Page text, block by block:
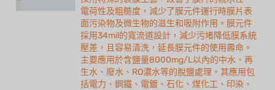
電荷性及粗糙度，減少了膜元件運行時膜片表
面污染物及微生物的滋生和吸附作用。膜元件
採用34mil的寬流道設計，減少污堵降低膜系統
壓差，且容易清洗，延長膜元件的使用壽命。
主要應用於含鹽量8000mg/L以內的中水、再
生水、廢水、RO濃水等的脫鹽處理。其應用包
括電力、鋼鐵、電鍍、石化、煤化工、印染、